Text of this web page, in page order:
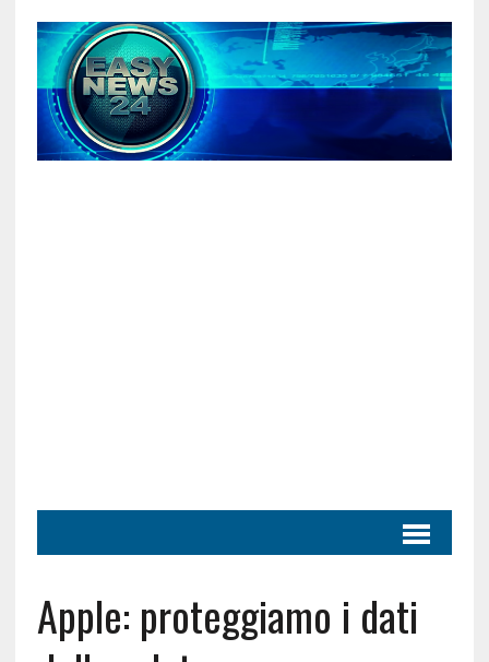
Apple: proteggiamo i dati